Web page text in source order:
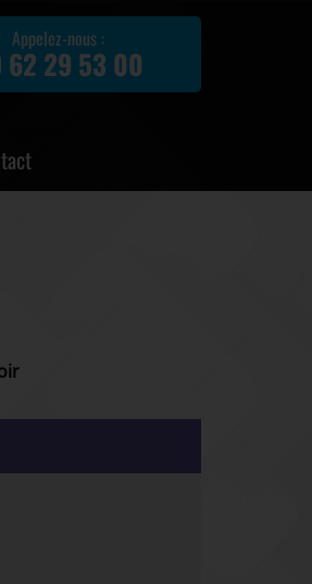
Appelez-nous :
62 29 53 00